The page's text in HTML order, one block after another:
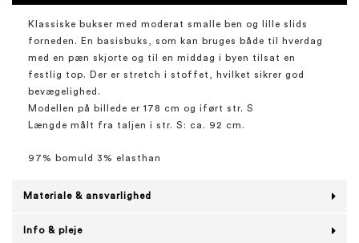
Klassiske bukser med moderat smalle ben og lille slids
forneden. En basisbuks, som kan bruges både til hverdag
med en pæn skjorte og til en middag i byen tilsat en
festlig top. Der er stretch i stoffet, hvilket sikrer god
bevægelighed.
Modellen på billede er 178 cm og iført str. S
Længde målt fra taljen i str. S: ca. 92 cm.
97% bomuld 3% elasthan
Materiale & ansvarlighed
Info & pleje